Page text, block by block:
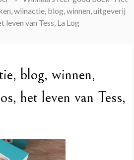
wiinactie, blog, winnen, uitgeverij
leven van Tess, La Log
blog, winnen,
het leven van Tess,